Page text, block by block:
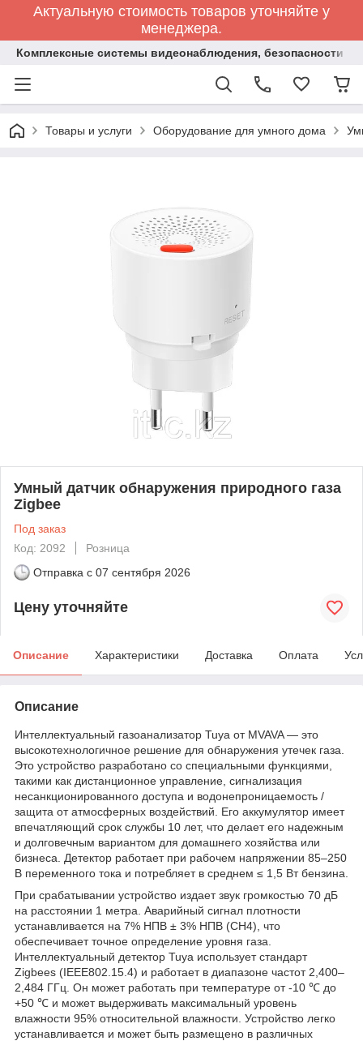
Актуальную стоимость товаров уточняйте у
менеджера.
Комплексные системы видеонаблюдения, безопасности и
Товары и услуги Оборудование для умного дома
Умный датчик обнаружения природного газа
Zigbee
Под заказ
Код: 2092
Розница
Отправка с 07 сентября 2026
Цену уточняйте
Описание Характеристики Доставка Оплата
Описание
Интеллектуальный газоанализатор Tuya от MVAVA — это
высокотехнологичное решение для обнаружения утечек газа.
Это устройство разработано со специальными функциями,
такими как дистанционное управление, сигнализация
несанкционированного доступа и водонепроницаемость /
защита от атмосферных воздействий. Его аккумулятор имеет
впечатляющий срок службы 10 лет, что делает его надежным
и долговечным вариантом для домашнего хозяйства или
бизнеса. Детектор работает при рабочем напряжении 85–250
В переменного тока и потребляет в среднем ≤ 1,5 Вт бензина.
При срабатывании устройство издает звук громкостью 70 дБ
на расстоянии 1 метра. Аварийный сигнал плотности
устанавливается на 7% НПВ ± 3% НПВ (CH4), что
обеспечивает точное определение уровня газа.
Интеллектуальный детектор Tuya использует стандарт
Zigbees (IEEE802.15.4) и работает в диапазоне частот 2,400–
2,484 ГГц. Он может работать при температуре от -10 ℃ до
+50 ℃ и может выдерживать максимальный уровень
влажности 95% относительной влажности. Устройство легко
устанавливается и может быть размещено в различных